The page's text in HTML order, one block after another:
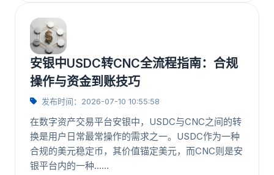
安银中USDC转CNC全流程指南：合规
操作与资金到账技巧
发布时间：2026-07-10 10:55:58
在数字资产交易平台安银中，USDC与CNC之间的转
换是用户日常最常操作的需求之一。USDC作为一种
合规的美元稳定币，其价值锚定美元，而CNC则是安
银平台内的一种……